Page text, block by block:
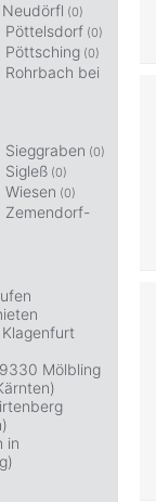
(0)
Pöttelsdorf (0)
Pöttsching (0)
Rohrbach bei
(0)
Sigleß (0)
(0)
Zemendorf-
Mölbling
in